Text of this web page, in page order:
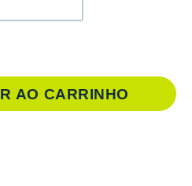
AO CARRINHO